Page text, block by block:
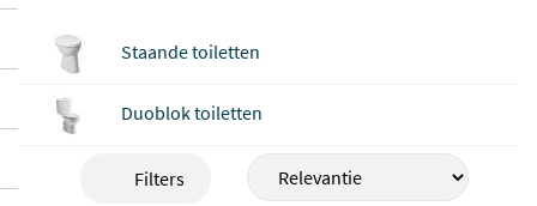
etten van gerenommeerde merken als Vill
ingen als duoblok en back-to-wall.
et is vervaardigd van hoogwaardig sanita
, een materiaal dat krasbesten
Staande toiletten
Duoblok toiletten
Filters